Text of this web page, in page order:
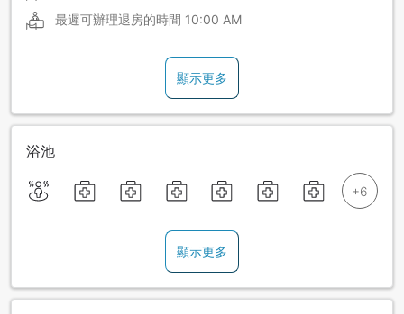
最遲可辦理退房的時間 10:00 AM
顯示更多
浴池
顯示更多